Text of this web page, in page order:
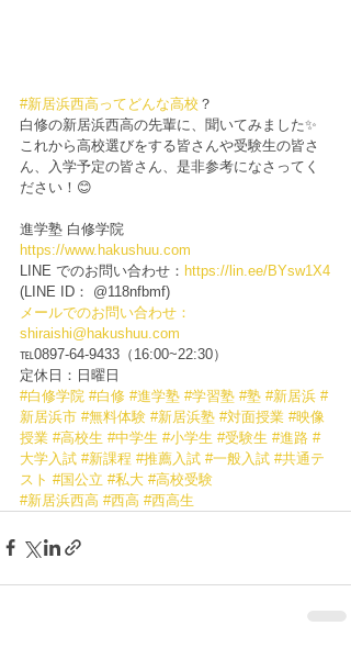
#新居浜西高ってどんな高校 ？
白修の新居浜西高の先輩に、聞いてみました✨
これから高校選びをする皆さんや受験生の皆さ
ん、入学予定の皆さん、是非参考になさってく
ださい！😊
進学塾 白修学院
https://www.hakushuu.com
LINE でのお問い合わせ： https://lin.ee/BYsw1X4
(LINE ID： @118nfbmf)
メールでのお問い合わせ：
shiraishi@hakushuu.com
℡0897-64-9433（16:00~22:30）
定休日：日曜日
#白修学院 #白修 #進学塾 #学習塾 #塾 #新居浜 #
新居浜市 #無料体験 #新居浜塾 #対面授業 #映像
授業 #高校生 #中学生 #小学生 #受験生 #進路 #
大学入試 #新課程 #推薦入試 #一般入試 #共通テ
スト #国公立 #私大 #高校受験
#新居浜西高 #西高 #西高生